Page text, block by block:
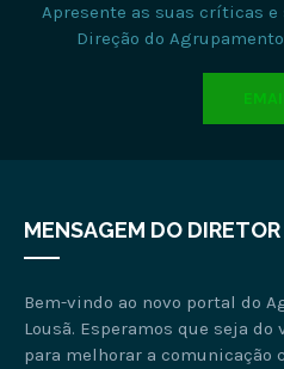
Apresente as suas críticas
Direção do
MENSAGEM DO DIRETOR
Bem-vindo ao novo portal do
Lousã. Esperamos que seja
para melhorar a comunicação